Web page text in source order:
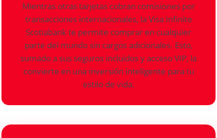
Mientras otras tarjetas cobran comisiones por
transacciones internacionales, la Visa Infinite
Scotiabank te permite comprar en cualquier
parte del mundo sin cargos adicionales. Esto,
sumado a sus seguros incluidos y acceso VIP, la
convierte en una inversión inteligente para tu
estilo de vida.